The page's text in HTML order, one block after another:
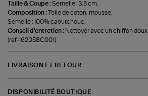
Taille & Coupe :Semelle : 3,5 cm.
Composition :
Toile de coton, mousse.
Semelle : 100% caoutchouc.
Conseil d'entretien : Nettoyer avec un chiffon doux.
(ref-162058C001)
LIVRAISON ET RETOUR
DISPONIBILITÉ BOUTIQUE